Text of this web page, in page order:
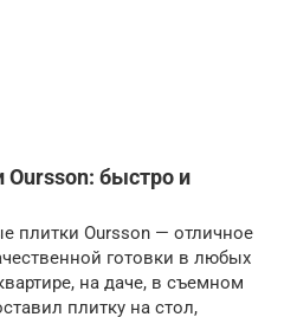
быстро и
плитки Oursson — отличное
готовки в любых
на даче, в съемном
плитку на стол,